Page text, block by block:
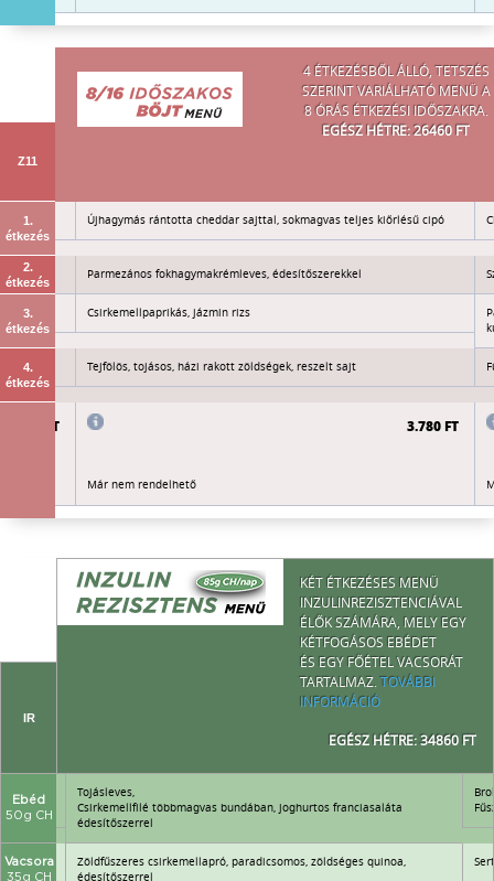
4 ÉTKEZÉSBŐL ÁLLÓ, TETSZÉS
SZERINT VARIÁLHATÓ MENÜ A
8 ÓRÁS ÉTKEZÉSI IDŐSZAKRA.
EGÉSZ HÉTRE: 26460 FT
Z11
1.
étkezés
Újhagymás rántotta cheddar sajttal, sokmagvas teljes kiőrlésű cipó
2.
étkezés
Parmezános fokhagymakrémleves, édesítőszerekkel
3.
étkezés
Csirkemellpaprikás, jázmin rizs
4.
étkezés
Tejfölös, tojásos, házi rakott zöldségek, reszelt sajt
3.780 FT 3.780 FT
Már nem rendelhető
KÉT ÉTKEZÉSES MENÜ
INZULINREZISZTENCIÁVAL
ÉLŐK SZÁMÁRA, MELY EGY
KÉTFOGÁSOS EBÉDET
ÉS EGY FŐÉTEL VACSORÁT
TARTALMAZ.TOVÁBBI
INFORMÁCIÓ
EGÉSZ HÉTRE: 34860 FT
IR
Ebéd
50g CH
Tojásleves,
Csirkemellfilé többmagvas bundában, joghurtos franciasaláta
édesítőszerrel
Vacsora
35g CH
Zöldfűszeres csirkemellapró, paradicsomos, zöldséges quinoa,
édesítőszerrel